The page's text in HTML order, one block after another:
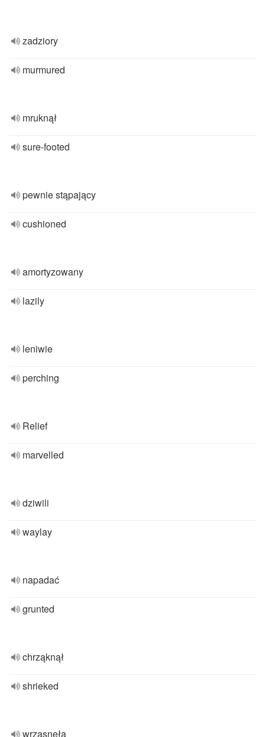
zadziory
murmured
mruknął
sure-footed
pewnie stąpający
cushioned
amortyzowany
lazily
leniwie
perching
Relief
marvelled
dziwili
waylay
napadać
grunted
chrząknął
shrieked
wrzasnęła